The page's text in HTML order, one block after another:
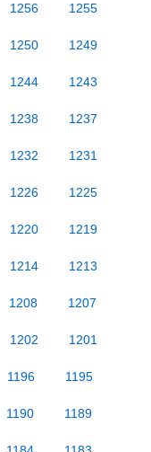
1256 1255
1250 1249
1244 1243
1238 1237
1232 1231
1226 1225
1220 1219
1214 1213
1208 1207
1202 1201
1196 1195
1190 1189